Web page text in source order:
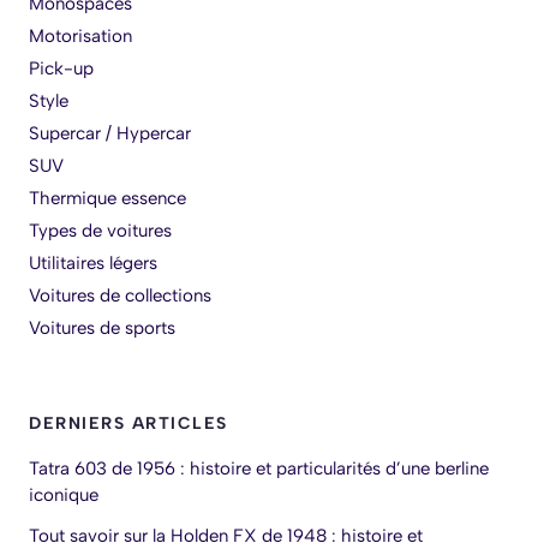
Motorisation
Pick-up
Style
Supercar / Hypercar
SUV
Thermique essence
Types de voitures
Utilitaires légers
Voitures de collections
Voitures de sports
DERNIERS ARTICLES
Tatra 603 de 1956 : histoire et particularités d’une berline
iconique
Tout savoir sur la Holden FX de 1948 : histoire et